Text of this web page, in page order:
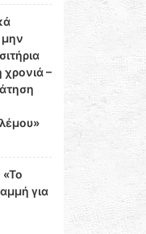
μην
–
«Το
για